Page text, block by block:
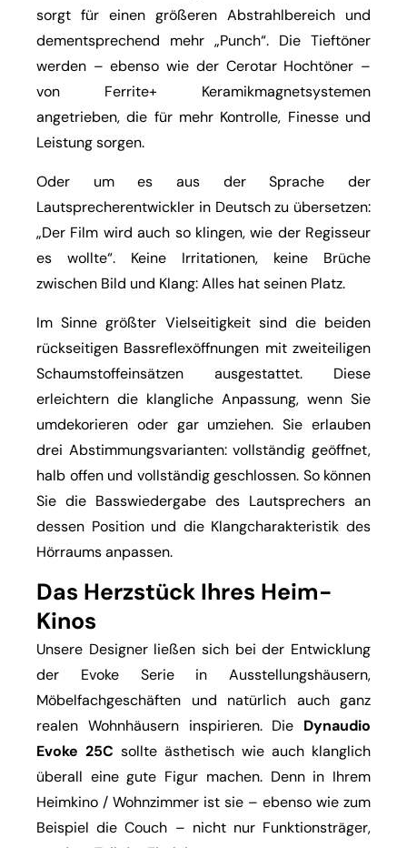
sorgt für einen größeren Abstrahlbereich und
dementsprechend mehr „Punch“. Die Tieftöner
werden – ebenso wie der Cerotar Hochtöner –
von Ferrite+ Keramikmagnetsystemen
angetrieben, die für mehr Kontrolle, Finesse und
Leistung sorgen.
Oder um es aus der Sprache der
Lautsprecherentwickler in Deutsch zu übersetzen:
„Der Film wird auch so klingen, wie der Regisseur
es wollte“. Keine Irritationen, keine Brüche
zwischen Bild und Klang: Alles hat seinen Platz.
Im Sinne größter Vielseitigkeit sind die beiden
rückseitigen Bassreflexöffnungen mit zweiteiligen
Schaumstoffeinsätzen ausgestattet. Diese
erleichtern die klangliche Anpassung, wenn Sie
umdekorieren oder gar umziehen. Sie erlauben
drei Abstimmungsvarianten: vollständig geöffnet,
halb offen und vollständig geschlossen. So können
Sie die Basswiedergabe des Lautsprechers an
dessen Position und die Klangcharakteristik des
Hörraums anpassen.
Das Herzstück Ihres Heim-
Kinos
Unsere Designer ließen sich bei der Entwicklung
der Evoke Serie in Ausstellungshäusern,
Möbelfachgeschäften und natürlich auch ganz
realen Wohnhäusern inspirieren. Die Dynaudio
Evoke 25C sollte ästhetisch wie auch klanglich
überall eine gute Figur machen. Denn in Ihrem
Heimkino / Wohnzimmer ist sie – ebenso wie zum
Beispiel die Couch – nicht nur Funktionsträger,